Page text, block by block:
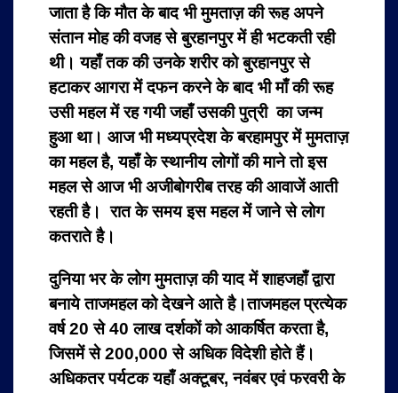
जाता है कि मौत के बाद भी मुमताज़ की रूह अपने
संतान मोह की वजह से बुरहानपुर में ही भटकती रही
थी। यहाँ तक की उनके शरीर को बुरहानपुर से
हटाकर आगरा में दफन करने के बाद भी माँ की रूह
उसी महल में रह गयी जहाँ उसकी पुत्री का जन्म
हुआ था। आज भी मध्यप्रदेश के बरहामपुर में मुमताज़
का महल है, यहाँ के स्थानीय लोगों की माने तो इस
महल से आज भी अजीबोगरीब तरह की आवाजें आती
रहती है। रात के समय इस महल में जाने से लोग
कतराते है।
दुनिया भर के लोग मुमताज़ की याद में शाहजहाँ द्वारा
बनाये ताजमहल को देखने आते है।ताजमहल प्रत्येक
वर्ष 20 से 40 लाख दर्शकों को आकर्षित करता है,
जिसमें से 200,000 से अधिक विदेशी होते हैं।
अधिकतर पर्यटक यहाँ अक्टूबर, नवंबर एवं फरवरी के